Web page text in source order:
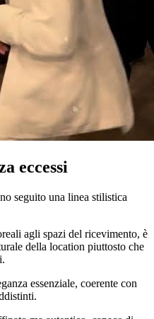
eccessi
seguito una linea stilistica
agli spazi del ricevimento, è
della location piuttosto che
essenziale, coerente con